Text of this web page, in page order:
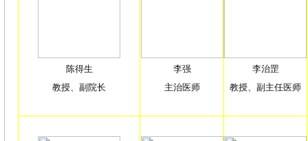
陈得生
教授、副院长
李强
主治医师
李治罡
教授、副主任医师